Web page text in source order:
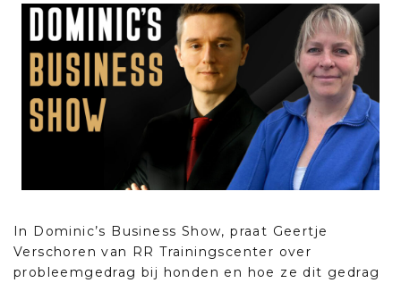
In Dominic’s Business Show, praat Geertje
Verschoren van RR Trainingscenter over
probleemgedrag bij honden en hoe ze dit gedrag